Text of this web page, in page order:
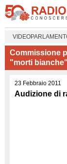
Commissione
"morti bianche"
23 Febbraio 2011
Audizione di